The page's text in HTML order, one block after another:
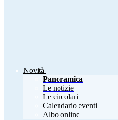
Novità
Panoramica
Le notizie
Le circolari
Calendario eventi
Albo online